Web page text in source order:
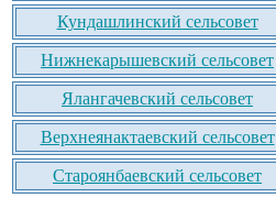
Кундашлинский сельсовет
Нижнекарышевский сельсовет
Ялангачевский сельсовет
Верхнеянактаевский сельсовет
Староянбаевский сельсовет